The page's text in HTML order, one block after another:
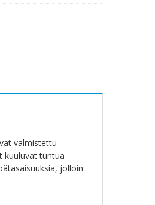
valmistettu
kuuluvat tuntua
jolloin